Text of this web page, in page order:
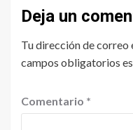
Deja un
Tu dirección de correo
campos obligatorios
Comentario *